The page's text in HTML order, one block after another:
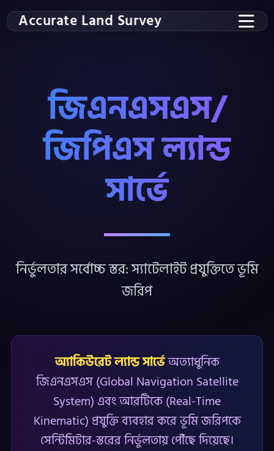
Accurate Land Survey
জিএনএসএস/
জিপিএস ল্যান্ড
সার্ভে
নির্ভুলতার সর্বোচ্চ স্তর: স্যাটেলাইট প্রযুক্তিতে ভূমি
জরিপ
অ্যাকিউরেট ল্যান্ড সার্ভেঅত্যাধুনিক
জিএনএসএস (Global Navigation Satellite
System) এবং আরটিকে (Real-Time
Kinematic) প্রযুক্তি ব্যবহার করে ভূমি জরিপকে
সেন্টিমিটার-স্তরের নির্ভুলতায় পৌঁছে দিয়েছে।